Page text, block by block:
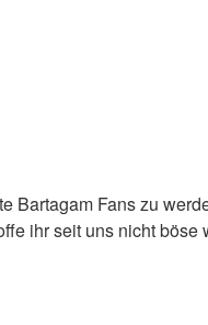
Bartagam Fans zu
ihr seit uns nicht